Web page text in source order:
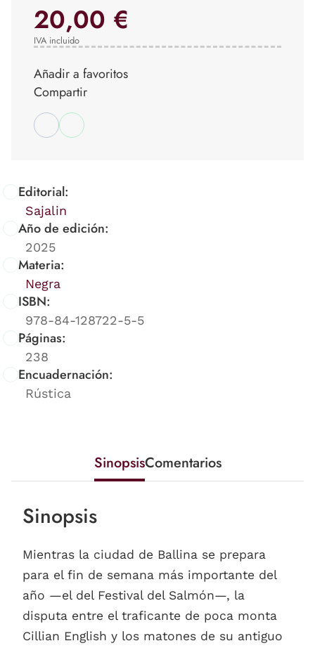
Editorial:
Sajalin
Año de edición:
2025
Materia:
Negra
ISBN:
978-84-128722-5-5
Páginas:
238
Encuadernación:
Rústica
20,00 €
IVA incluido
Añadir a favoritos
Compartir
SinopsisComentarios
Sinopsis
Mientras la ciudad de Ballina se prepara
para el fin de semana más importante del
año —el del Festival del Salmón—, la
disputa entre el traficante de poca monta
Cillian English y los matones de su antiguo